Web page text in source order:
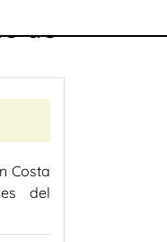
de
Costa
del